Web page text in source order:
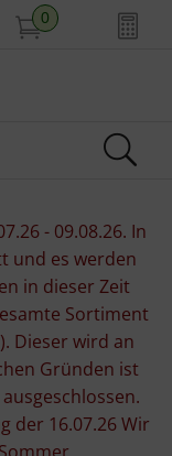
0
- 09.08.26. In
und es werden
in dieser Zeit
Sortiment
Dieser wird an
Gründen ist
der 16.07.26 Wir